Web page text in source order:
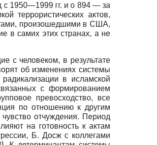
с 1950—1999 гг. и о 894 — за
террористических актов,
произошедшими в США,
в самих этих странах, а не
с человеком, в результате
об изменениях системы
в исламской
с формированием
превосходство, все
по отношению к другим
отчуждения. Период
на готовность к актам
Б. Досж с коллегами